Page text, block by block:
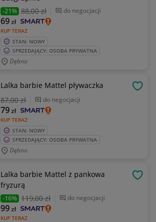
-21% 88,00 zł do negocjacji
KUP TERAZ
69zł
STAN: NOWY
SPRZEDAJĄCY: OSOBA PRYWATNA
Dębno
Lalka barbie Mattel pływaczka
87,00 zł do negocjacji
KUP TERAZ
79zł
STAN: NOWY
SPRZEDAJĄCY: OSOBA PRYWATNA
Dębno
Lalka barbie Mattel z pankowa
fryzurą
-16% 119,00 zł do negocjacji
KUP TERAZ
99zł